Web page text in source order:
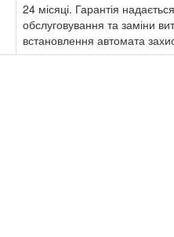
24 місяці. Гарантія
обслуговування та заміни
встановлення автомата